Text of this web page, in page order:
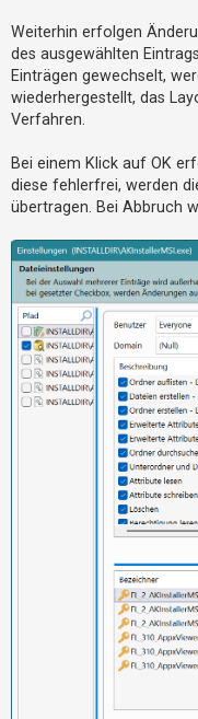
F
A
Q
Weiterhin erfolgen
des ausgewählten
Einträgen gewechselt,
wiederhergestellt, das
Verfahren.
Bei einem Klick auf OK
diese fehlerfrei, werden
übertragen. Bei Abbruch